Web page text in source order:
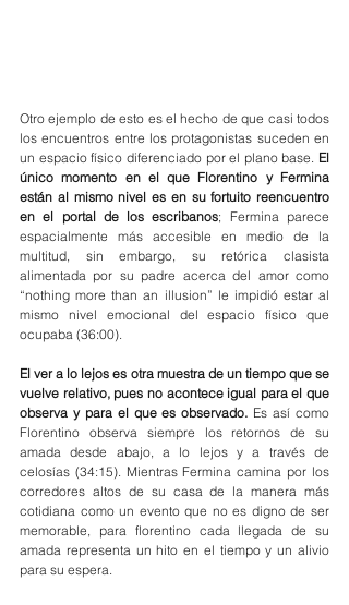
Otro ejemplo de esto es el hecho de que casi todos
los encuentros entre los protagonistas suceden en
un espacio físico diferenciado por el plano base. El
único momento en el que Florentino y Fermina
están al mismo nivel es en su fortuito reencuentro
en el portal de los escribanos; Fermina parece
espacialmente más accesible en medio de la
multitud, sin embargo, su retórica clasista
alimentada por su padre acerca del amor como
“nothing more than an illusion” le impidió estar al
mismo nivel emocional del espacio físico que
ocupaba (36:00).
El ver a lo lejos es otra muestra de un tiempo que se
vuelve relativo, pues no acontece igual para el que
observa y para el que es observado. Es así como
Florentino observa siempre los retornos de su
amada desde abajo, a lo lejos y a través de
celosías (34:15). Mientras Fermina camina por los
corredores altos de su casa de la manera más
cotidiana como un evento que no es digno de ser
memorable, para florentino cada llegada de su
amada representa un hito en el tiempo y un alivio
para su espera.